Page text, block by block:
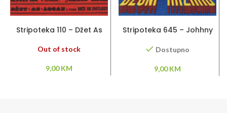
Stripoteka 110 – Džet As
Out of stock
9,00KM
Stripoteka 645 – Johhny
Dostupno
9,00KM